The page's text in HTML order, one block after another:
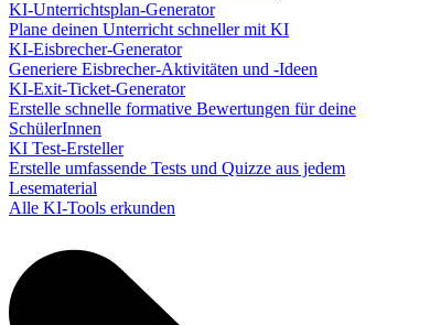
KI-Unterrichtsplan-Generator
Plane deinen Unterricht schneller mit KI
KI-Eisbrecher-Generator
Generiere Eisbrecher-Aktivitäten und -Ideen
KI-Exit-Ticket-Generator
Erstelle schnelle formative Bewertungen für deine
SchülerInnen
KI Test-Ersteller
Erstelle umfassende Tests und Quizze aus jedem
Lesematerial
Alle KI-Tools erkunden